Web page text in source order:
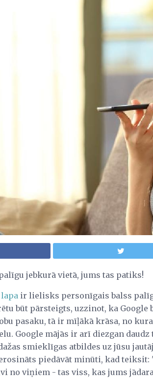
jebkurā vietā, jums tas patiks!
ir lielisks personīgais balss
būt pārsteigts, uzzinot, ka
pasaku, tā ir mīļākā krāsa, no
Google mājās ir arī diezgan
smieklīgas atbildes uz jūsu
piedāvāt minūti, kad
no viņiem - tas viss, kas jums